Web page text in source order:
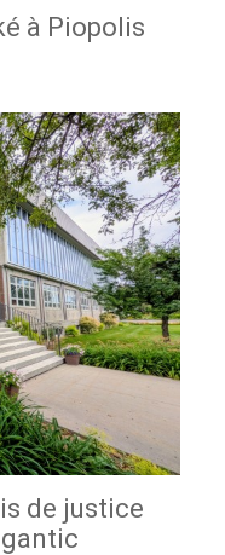
à Piopolis
de justice